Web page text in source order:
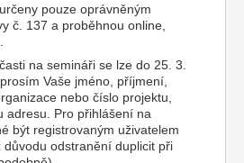
pouze oprávněným
č. 137 a proběhnou online,
na semináři se lze do 25. 3.
Vaše jméno, příjmení,
nebo číslo projektu,
adresu. Pro přihlášení na
být registrovaným uživatelem
důvodu odstranění duplicit při